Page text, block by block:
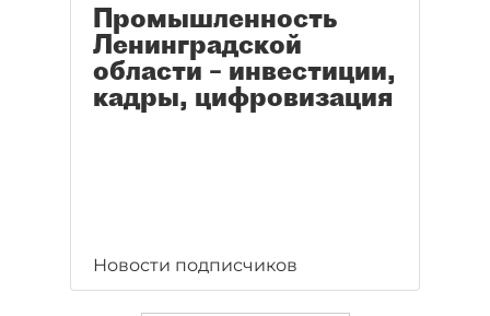
Промышленность
Ленинградской
области – инвестиции,
кадры, цифровизация
Новости подписчиков